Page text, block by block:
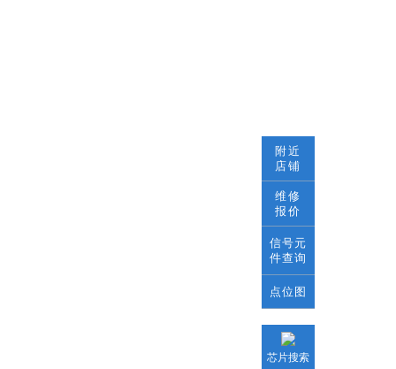
附近
店铺
维修
报价
信号元
件查询
点位图
芯片搜索